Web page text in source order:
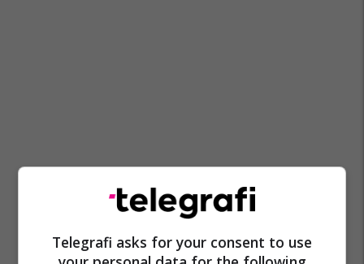
Telegrafi asks for your consent to use